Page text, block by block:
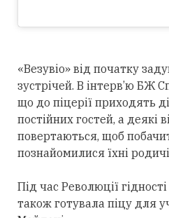
«Везувіо» від початку
зустрічей. В інтерв’ю БЖ
що до піцерії приходять
постійних гостей, а деякі
повертаються, щоб
познайомилися їхні
Під час Революції
також готувала піцу для